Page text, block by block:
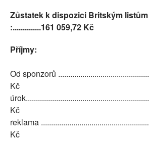
Zůstatek k dispozici Britským listům
:..............161 059,72 Kč
Příjmy:
Od sponzorů
Kč
Kč
reklama
Kč